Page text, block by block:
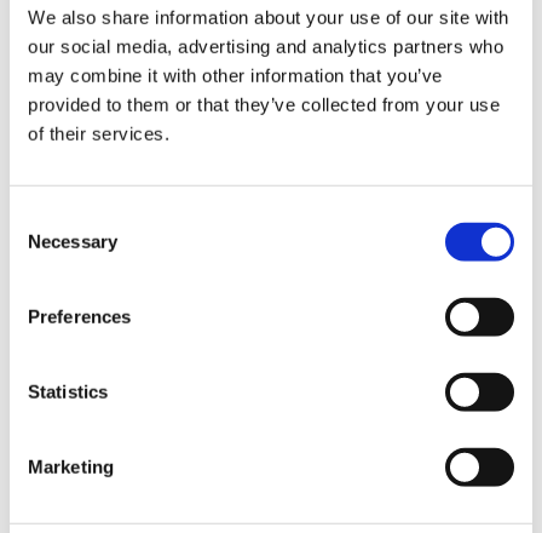
We also share information about your use of our site with
our social media, advertising and analytics partners who
may combine it with other information that you’ve
provided to them or that they’ve collected from your use
of their services.
Selection
Necessary
Preferences
Statistics
Marketing
CUBE MONSTER HUNTER 火
CUBE MONSTER HUNTER 奇
しき赫耀のバルファルク
2,970円 (税込)